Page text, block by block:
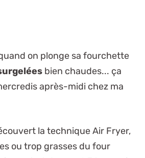
on plonge sa fourchette
bien chaudes... ça
après-midi chez ma
la technique Air Fryer,
ou trop grasses du four